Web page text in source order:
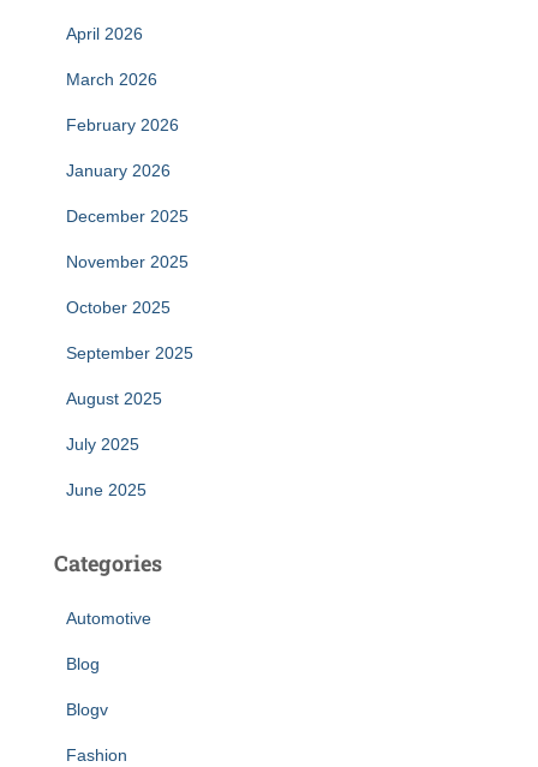
April 2026
March 2026
February 2026
January 2026
December 2025
November 2025
October 2025
September 2025
August 2025
July 2025
June 2025
Categories
Automotive
Blog
Blogv
Fashion